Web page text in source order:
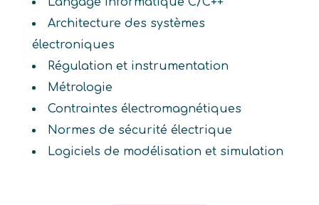
Architecture des systèmes
électroniques
Régulation et instrumentation
Métrologie
Contraintes électromagnétiques
Normes de sécurité électrique
Logiciels de modélisation et simulation